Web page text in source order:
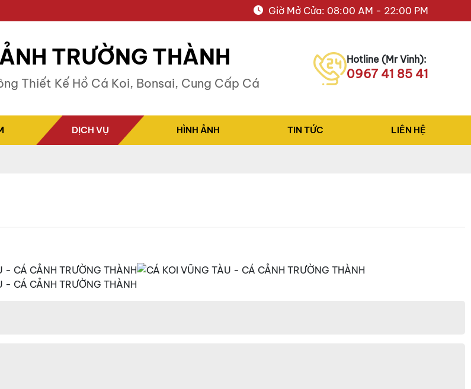
Tàu Giờ Mở Cửa: 08:00 AM - 22:00 PM
TRƯỜNG THÀNH
Thiết Kế Hồ Cá Koi, Bonsai, Cung Cấp Cá
Hotline (Mr Vinh):
0967 41 85 41
DỊCH VỤ HÌNH ẢNH TIN TỨC LIÊN HỆ